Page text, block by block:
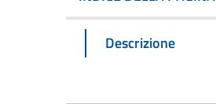
Descrizione